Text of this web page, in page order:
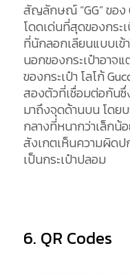
สัญลักษณ์ “GG” ของ
โดดเด่นที่สุดของกระ
ที่นักลอกเลียนแบบเข้
นอกของกระเป๋าอาจ
ของกระเป๋า โลโก้
สองตัวที่เชื่อมต่อกัน
มาถึงจุดด้านบน โดย
กลางที่หนากว่าเล็ก
สังเกตเห็นความผิดป
เป็นกระเป๋าปลอม
6. QR Codes